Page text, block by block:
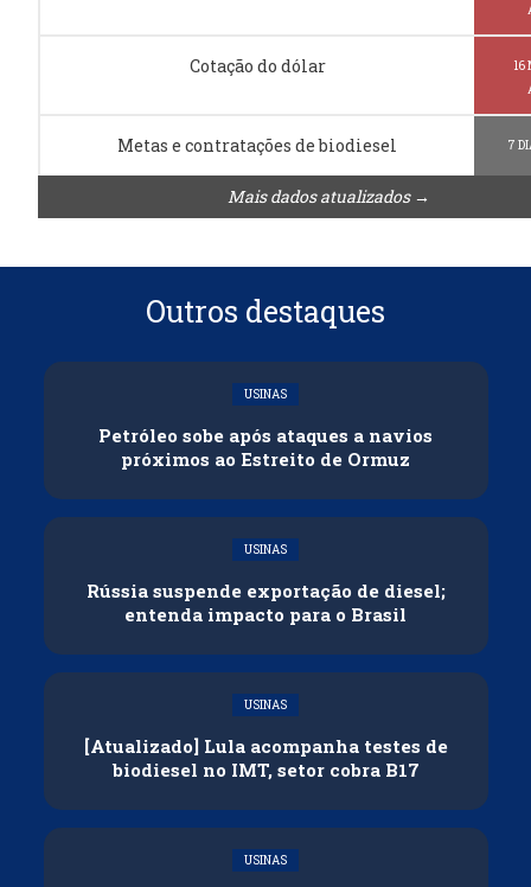
Cotação do dólar
16
Metas e contratações de biodiesel 7
Mais dados atualizados →
Outros destaques
USINAS
Petróleo sobe após ataques a navios
próximos ao Estreito de Ormuz
USINAS
Rússia suspende exportação de diesel;
entenda impacto para o Brasil
USINAS
[Atualizado] Lula acompanha testes de
biodiesel no IMT, setor cobra B17
USINAS